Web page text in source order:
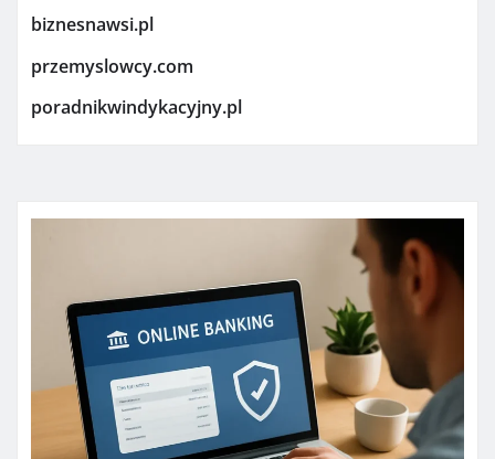
biznesnawsi.pl
przemyslowcy.com
poradnikwindykacyjny.pl